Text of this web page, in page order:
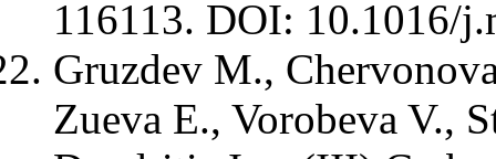
116113. DOI:
Gruzdev M.,
Zueva E., Vorobeva V.,